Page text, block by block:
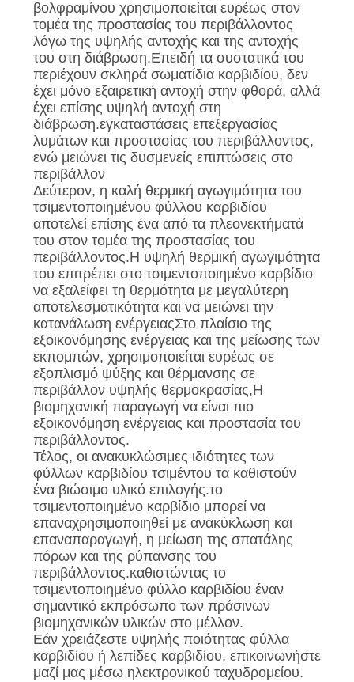
POLICY
βολφραμίνου χρησιμοποιείται ευρέως στον
τομέα της προστασίας του περιβάλλοντος
λόγω της υψηλής αντοχής και της αντοχής
του στη διάβρωση.Επειδή τα συστατικά του
περιέχουν σκληρά σωματίδια καρβιδίου, δεν
έχει μόνο εξαιρετική αντοχή στην φθορά, αλλά
έχει επίσης υψηλή αντοχή στη
διάβρωση.εγκαταστάσεις επεξεργασίας
λυμάτων και προστασίας του περιβάλλοντος,
ενώ μειώνει τις δυσμενείς επιπτώσεις στο
περιβάλλον
Δεύτερον, η καλή θερμική αγωγιμότητα του
τσιμεντοποιημένου φύλλου καρβιδίου
αποτελεί επίσης ένα από τα πλεονεκτήματά
του στον τομέα της προστασίας του
περιβάλλοντος.Η υψηλή θερμική αγωγιμότητα
του επιτρέπει στο τσιμεντοποιημένο καρβίδιο
να εξαλείφει τη θερμότητα με μεγαλύτερη
αποτελεσματικότητα και να μειώνει την
κατανάλωση ενέργειαςΣτο πλαίσιο της
εξοικονόμησης ενέργειας και της μείωσης των
εκπομπών, χρησιμοποιείται ευρέως σε
εξοπλισμό ψύξης και θέρμανσης σε
περιβάλλον υψηλής θερμοκρασίας,Η
βιομηχανική παραγωγή να είναι πιο
εξοικονόμηση ενέργειας και προστασία του
περιβάλλοντος.
Τέλος, οι ανακυκλώσιμες ιδιότητες των
φύλλων καρβιδίου τσιμέντου τα καθιστούν
ένα βιώσιμο υλικό επιλογής.το
τσιμεντοποιημένο καρβίδιο μπορεί να
επαναχρησιμοποιηθεί με ανακύκλωση και
επαναπαραγωγή, η μείωση της σπατάλης
πόρων και της ρύπανσης του
περιβάλλοντος.καθιστώντας το
τσιμεντοποιημένο φύλλο καρβιδίου έναν
σημαντικό εκπρόσωπο των πράσινων
βιομηχανικών υλικών στο μέλλον.
Εάν χρειάζεστε υψηλής ποιότητας φύλλα
καρβιδίου ή λεπίδες καρβιδίου, επικοινωνήστε
μαζί μας μέσω ηλεκτρονικού ταχυδρομείου.